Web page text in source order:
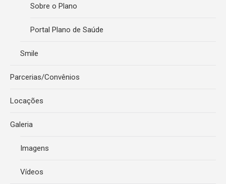
Sobre o Plano
Portal Plano de Saúde
Smile
Parcerias/Convênios
Locações
Galeria
Imagens
Vídeos